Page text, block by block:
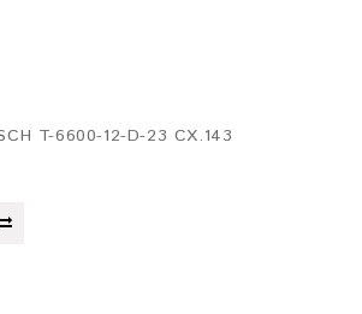
T-6600-12-D-23 CX.143